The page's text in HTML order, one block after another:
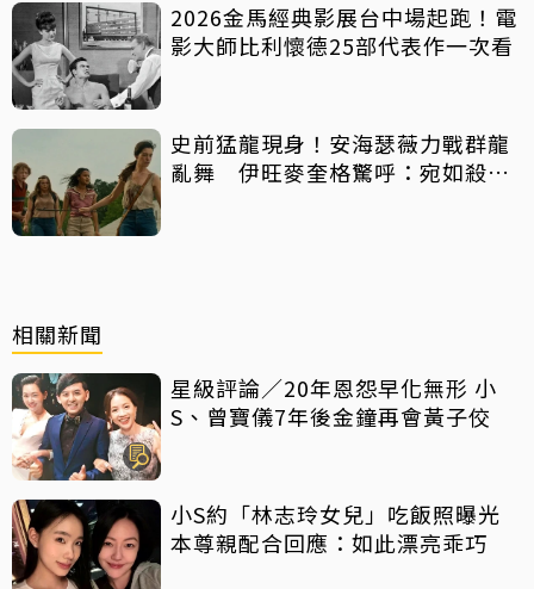
2026金馬經典影展台中場起跑！電
影大師比利懷德25部代表作一次看
史前猛龍現身！安海瑟薇力戰群龍
亂舞 伊旺麥奎格驚呼：宛如殺人
相關新聞
星級評論／20年恩怨早化無形 小
S、曾寶儀7年後金鐘再會黃子佼
小S約「林志玲女兒」吃飯照曝光
本尊親配合回應：如此漂亮乖巧